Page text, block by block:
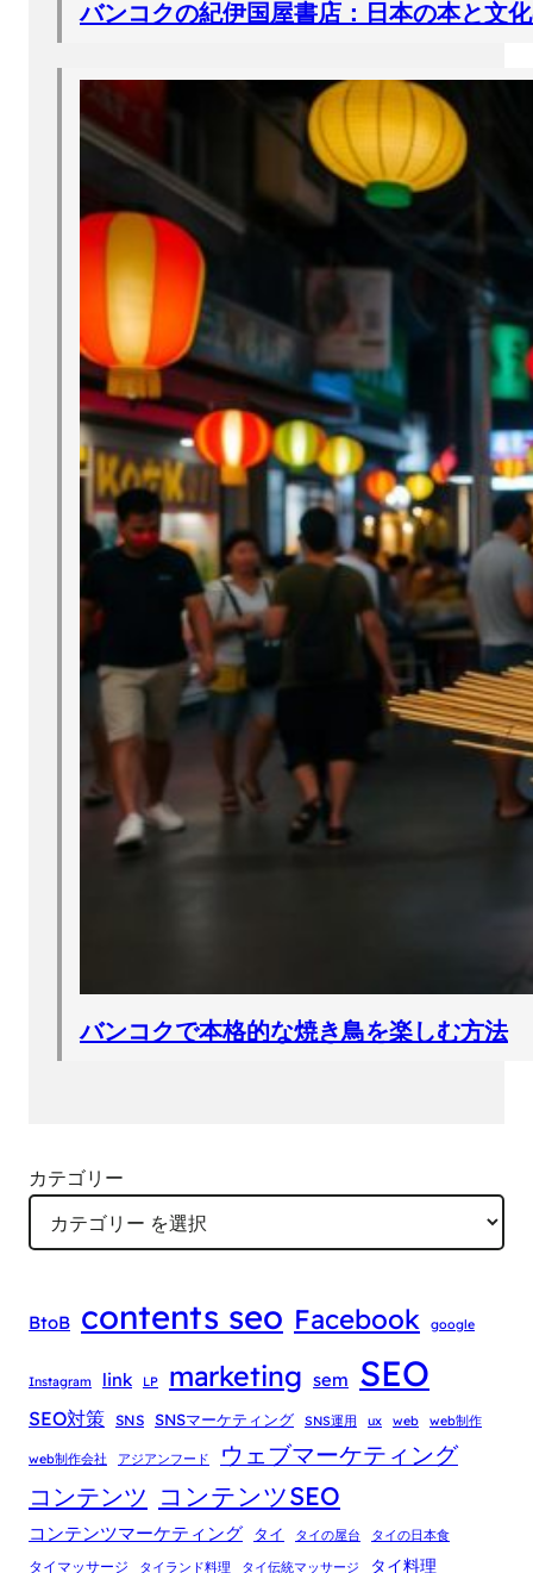
バンコクの紀伊国屋書店：日本の本と文
バンコクで本格的な焼き鳥を楽しむ方法
カテゴリー
BtoB contents seo Facebook google
Instagram link LP marketing sem SEO
SEO対策 SNS SNSマーケティング SNS運用 ux web web制作
web制作会社 アジアンフード
ウェブマーケティング
コンテンツ コンテンツSEO
コンテンツマーケティング タイ タイの屋台 タイの日本食
タイマッサージ タイランド料理 タイ伝統マッサージ タイ料理